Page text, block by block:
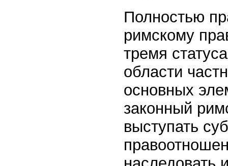
Полностью
римскому
тремя
области
основных
законный
выступать